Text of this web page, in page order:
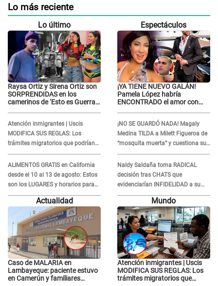
Lo más reciente
Lo último
Raysa Ortiz y Sirena Ortiz son
SORPRENDIDAS en los
camerinos de ‘Esto es Guerra’
Gabriel Moisés: “Gracias”
Atención inmigrantes | Uscis
MODIFICA SUS REGLAS: Los
trámites migratorios que podrían
necesitar tu prueba de ADN
ALIMENTOS GRATIS en California
desde el 10 al 13 de agosto: Estos
son los LUGARES y horarios para
recibir la ayuda
Espectáculos
¡YA TIENE NUEVO GALÁN!
Pamela López habría
ENCONTRADO el amor con
¡NO SE GUARDÓ NADA! Magaly
Medina TILDA a Milett Figueroa de
“mosquita muerta” y cuestiona su
RECONCILIACIÓN con Marcelo
Tinelli en TV argentina
Naldy Saldaña toma RADICAL
decisión tras CHATS que
evidenciarían INFIDELIDAD a su
novio con animador de 'La Bella
Luz': "Un día..."
Actualidad
Caso de MALARIA en
Lambayeque: paciente estuvo
en Camerún y familiares
Mundo
Atención inmigrantes | Uscis
MODIFICA SUS REGLAS: Los
trámites migratorios que